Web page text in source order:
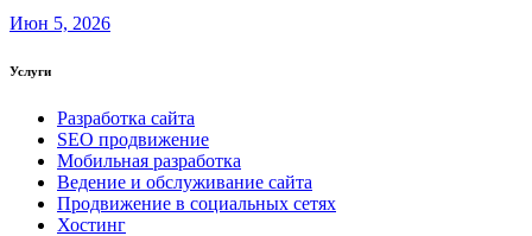
Июн 5, 2026
Услуги
Разработка сайта
SEO продвижение
Мобильная разработка
Ведение и обслуживание сайта
Продвижение в социальных сетях
Хостинг